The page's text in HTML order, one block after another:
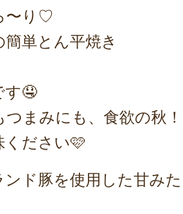
〜り♡
単とん平焼き
す🤤
まみにも、食欲の秋！
ください🩷
ンド豚を使用した甘み